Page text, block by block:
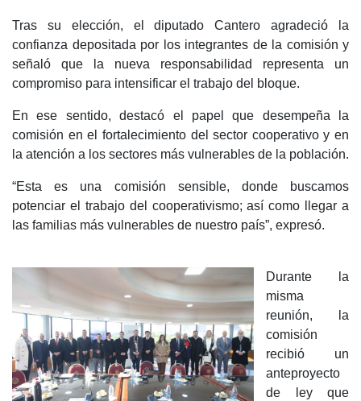
Tras su elección, el diputado Cantero agradeció la
confianza depositada por los integrantes de la comisión y
señaló que la nueva responsabilidad representa un
compromiso para intensificar el trabajo del bloque.
En ese sentido, destacó el papel que desempeña la
comisión en el fortalecimiento del sector cooperativo y en
la atención a los sectores más vulnerables de la población.
“Esta es una comisión sensible, donde buscamos
potenciar el trabajo del cooperativismo; así como llegar a
las familias más vulnerables de nuestro país”, expresó.
Durante la
misma
reunión, la
comisión
recibió un
anteproyecto
de ley que